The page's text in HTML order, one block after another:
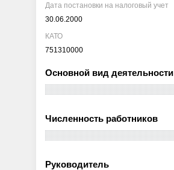
Дата постановки на налоговый учет
30.06.2000
КАТО
751310000
Основной вид деятельности
Численность работников
Руководитель